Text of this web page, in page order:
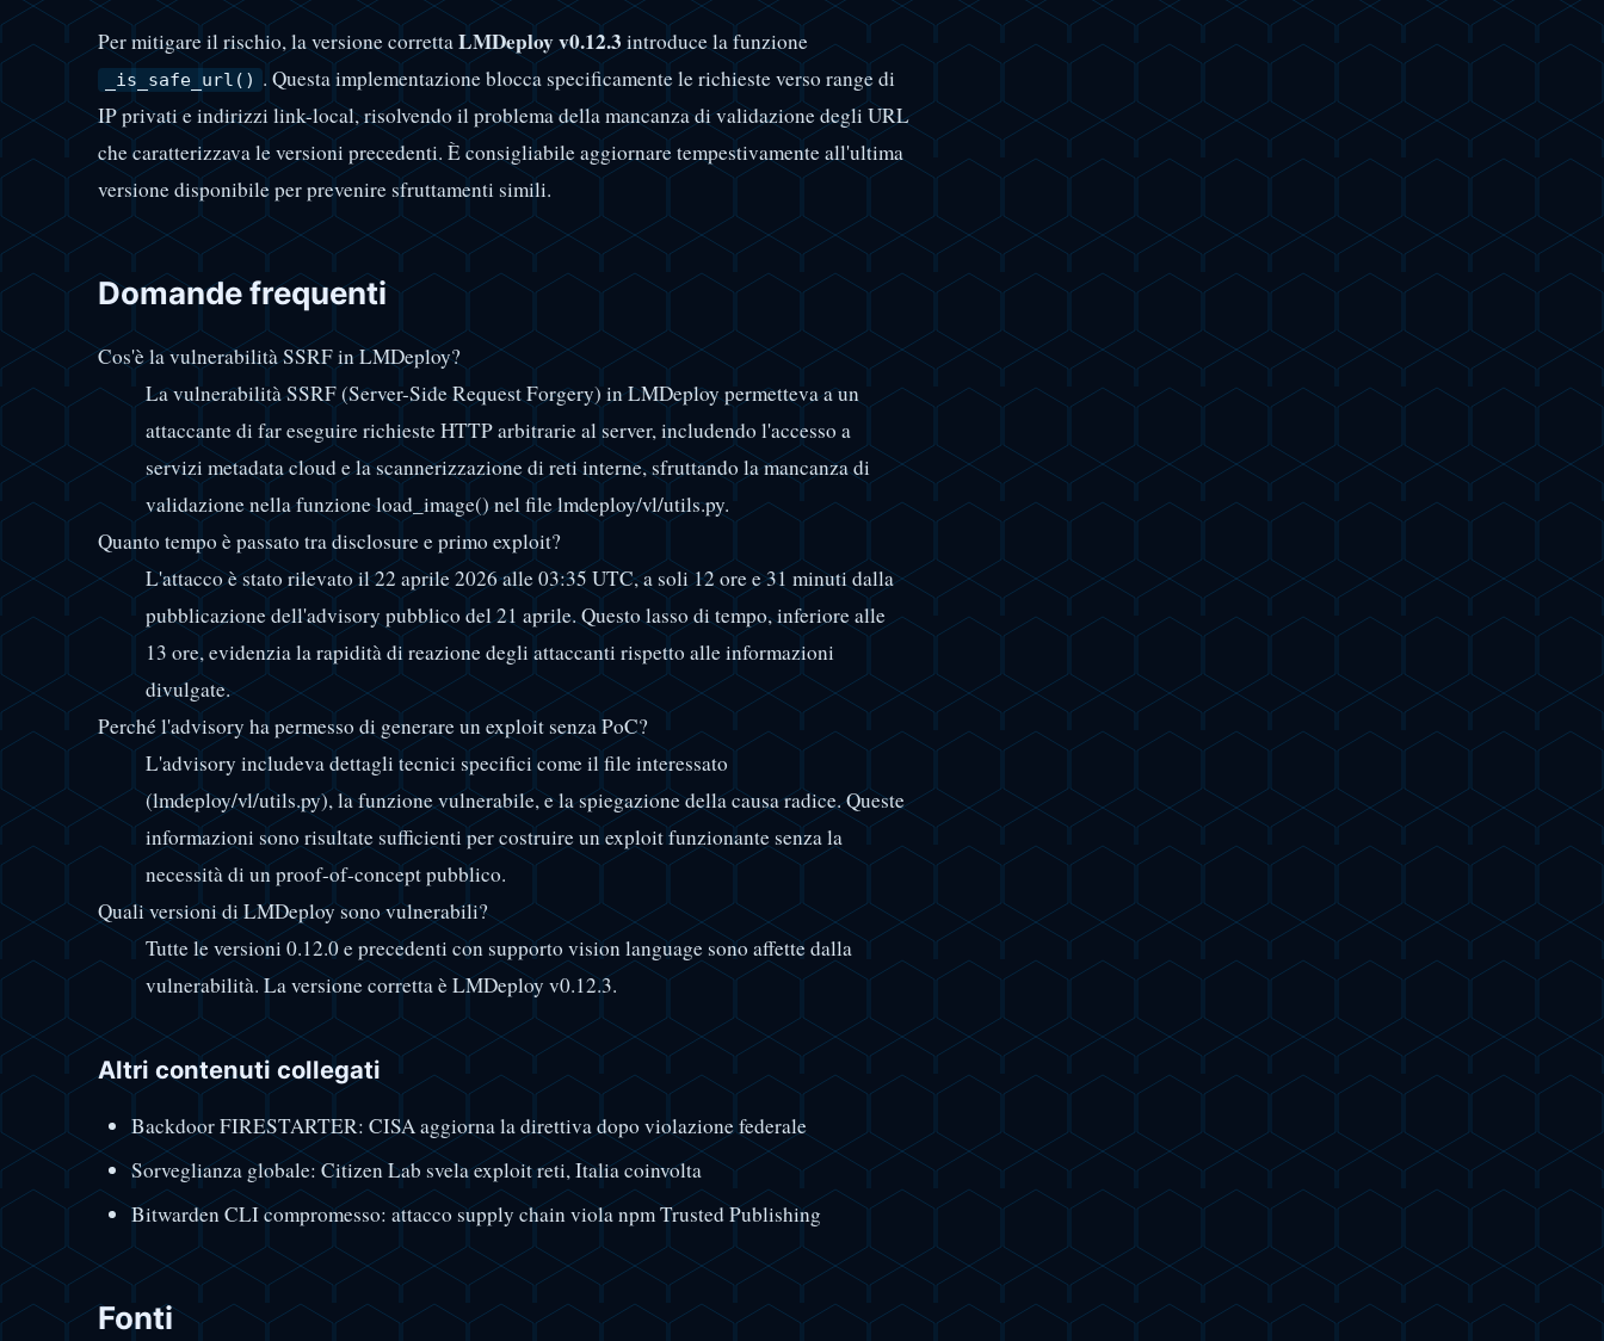
Per mitigare il rischio, la versione correttaLMDeploy v0.12.3 introduce la funzione
_is_safe_url() . Questa implementazione blocca specificamente le richieste verso range di
IP privati e indirizzi link-local, risolvendo il problema della mancanza di validazione degli URL
che caratterizzava le versioni precedenti. È consigliabile aggiornare tempestivamente all'ultima
versione disponibile per prevenire sfruttamenti simili.
Domande frequenti
Cos'è la vulnerabilità SSRF in LMDeploy?
La vulnerabilità SSRF (Server-Side Request Forgery) in LMDeploy permetteva a un
attaccante di far eseguire richieste HTTP arbitrarie al server, includendo l'accesso a
servizi metadata cloud e la scannerizzazione di reti interne, sfruttando la mancanza di
validazione nella funzione load_image() nel file lmdeploy/vl/utils.py.
Quanto tempo è passato tra disclosure e primo exploit?
L'attacco è stato rilevato il 22 aprile 2026 alle 03:35 UTC, a soli 12 ore e 31 minuti dalla
pubblicazione dell'advisory pubblico del 21 aprile. Questo lasso di tempo, inferiore alle
13 ore, evidenzia la rapidità di reazione degli attaccanti rispetto alle informazioni
divulgate.
Perché l'advisory ha permesso di generare un exploit senza PoC?
L'advisory includeva dettagli tecnici specifici come il file interessato
(lmdeploy/vl/utils.py), la funzione vulnerabile, e la spiegazione della causa radice. Queste
informazioni sono risultate sufficienti per costruire un exploit funzionante senza la
necessità di un proof-of-concept pubblico.
Quali versioni di LMDeploy sono vulnerabili?
Tutte le versioni 0.12.0 e precedenti con supporto vision language sono affette dalla
vulnerabilità. La versione corretta è LMDeploy v0.12.3.
Altri contenuti collegati
Backdoor FIRESTARTER: CISA aggiorna la direttiva dopo violazione federale
Sorveglianza globale: Citizen Lab svela exploit reti, Italia coinvolta
Bitwarden CLI compromesso: attacco supply chain viola npm Trusted Publishing
Fonti